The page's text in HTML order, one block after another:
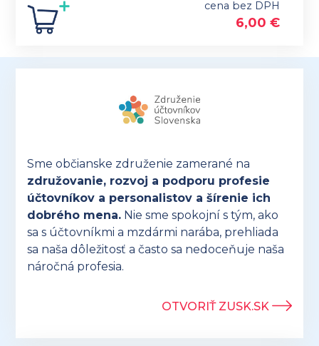
cena bez DPH
6,00 €
Sme občianske združenie zamerané na
združovanie, rozvoj a podporu profesie
účtovníkov a personalistov a šírenie ich
dobrého mena. Nie sme spokojní s tým, ako
sa s účtovníkmi a mzdármi narába, prehliada
sa naša dôležitosť a často sa nedoceňuje naša
náročná profesia.
OTVORIŤ ZUSK.SK